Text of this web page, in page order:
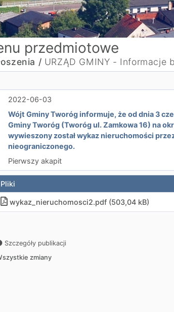
przedmiotowe
/ URZĄD GMINY - Informacje
2022-06-03
Wójt Gminy Tworóg informuje, że od dnia 3
Gminy Tworóg (Tworóg ul. Zamkowa 16) na
wywieszony został wykaz nieruchomości
nieograniczonego.
Pierwszy akapit
Pliki
wykaz_nieruchomosci2.pdf (503,04 kB)
Szczegóły publikacji
zmiany